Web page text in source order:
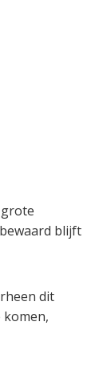
blijft
dit